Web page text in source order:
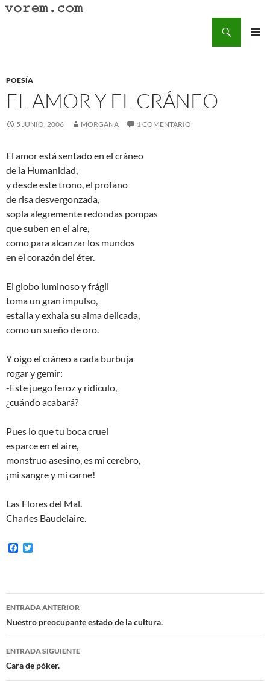
Saltar
POESÍA
EL AMOR Y EL CRÁNEO
5 JUNIO, 2006 MORGANA 1 COMENTARIO
El amor está sentado en el cráneo
de la Humanidad,
y desde este trono, el profano
de risa desvergonzada,
sopla alegremente redondas pompas
que suben en el aire,
como para alcanzar los mundos
en el corazón del éter.
El globo luminoso y frágil
toma un gran impulso,
estalla y exhala su alma delicada,
como un sueño de oro.
Y oigo el cráneo a cada burbuja
rogar y gemir:
-Este juego feroz y ridículo,
¿cuándo acabará?
Pues lo que tu boca cruel
esparce en el aire,
monstruo asesino, es mi cerebro,
¡mi sangre y mi carne!
Las Flores del Mal.
Charles Baudelaire.
F
o
o
e
r
Navegación
de
entradas
ENTRADA ANTERIOR
Nuestro preocupante estado de la cultura.
ENTRADA SIGUIENTE
Cara de póker.